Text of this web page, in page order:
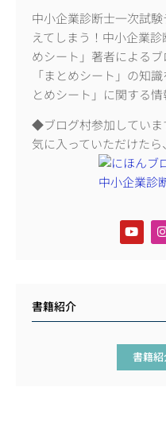
中小企業診断士一次試
えてしまう！中小企業
めシート」著者によるブ
「まとめシート」の知
とめシート」に関する情
◆ブログ村参加してい
気に入っていただけたら
書籍紹介
書籍紹